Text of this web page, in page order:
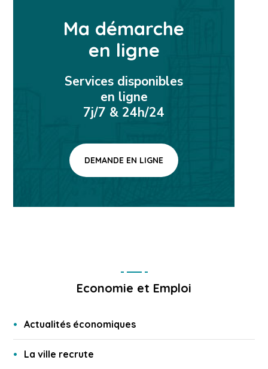
Ma démarche
en ligne
Services disponibles
en ligne
7j/7 & 24h/24
DEMANDE EN LIGNE
Economie et Emploi
Actualités économiques
La ville recrute